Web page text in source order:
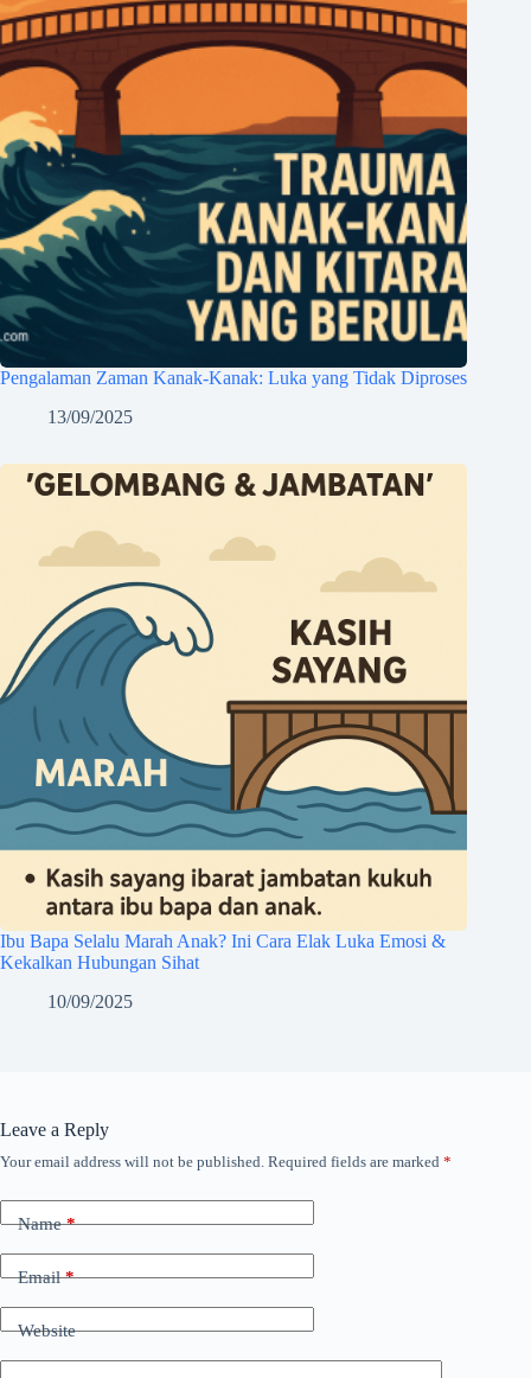
Pengalaman Zaman Kanak-Kanak: Luka yang Tidak Diproses
13/09/2025
Ibu Bapa Selalu Marah Anak? Ini Cara Elak Luka Emosi &
Kekalkan Hubungan Sihat
10/09/2025
Leave a Reply
Your email address will not be published. Required fields are marked *
Name*
Email*
Website